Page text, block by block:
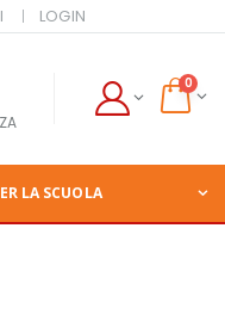
LOGIN
0
LA SCUOLA